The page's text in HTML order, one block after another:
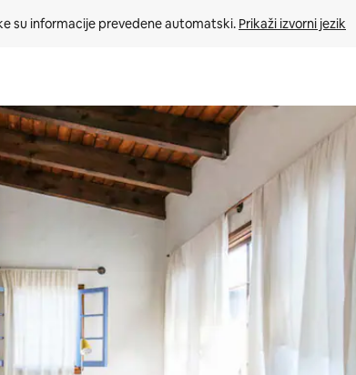
su informacije prevedene automatski. Prikaži izvorni jezik
se strelicama prema gore i prema dolje, kao i dodirom ili